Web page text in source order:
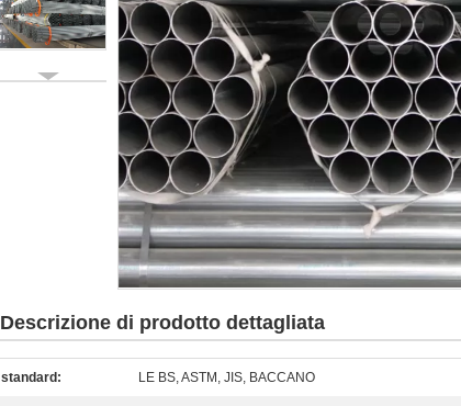
Descrizione di prodotto dettagliata
standard: LE BS, ASTM, JIS, BACCANO